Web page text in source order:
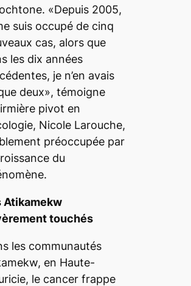
«Depuis 2005,
suis occupé de cinq
cas, alors que
les dix années
je n’en avais
deux», témoigne
pivot en
Nicole Larouche,
préoccupée par
du
Atikamekw
touchés
les communautés
en Haute-
le cancer frappe